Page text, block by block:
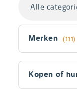
Filter
Merken (111)
Kopen of
Alle